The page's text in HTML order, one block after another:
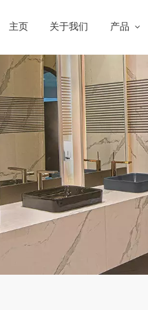
主页 关于我们 产品